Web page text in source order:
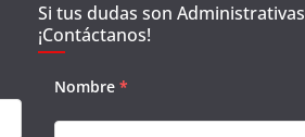
Si tus dudas son Administrativas
¡Contáctanos!
Nombre *